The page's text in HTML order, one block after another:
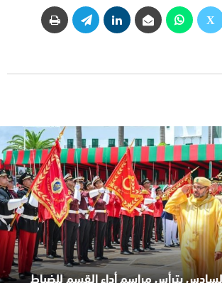
يترأس مراسم أداء القسم للضباط